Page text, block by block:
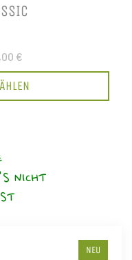
€
NICHT
NEU